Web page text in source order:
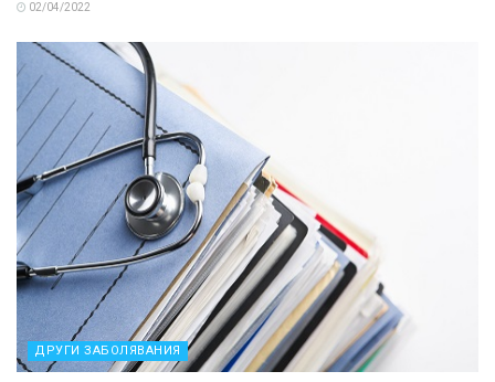
02/04/2022
ДРУГИ ЗАБОЛЯВАНИЯ